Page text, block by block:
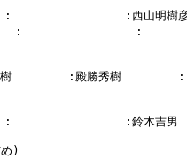
:                :西山明樹
:                :
樹        :殿勝秀樹        :と
:                :鈴木吉男
)